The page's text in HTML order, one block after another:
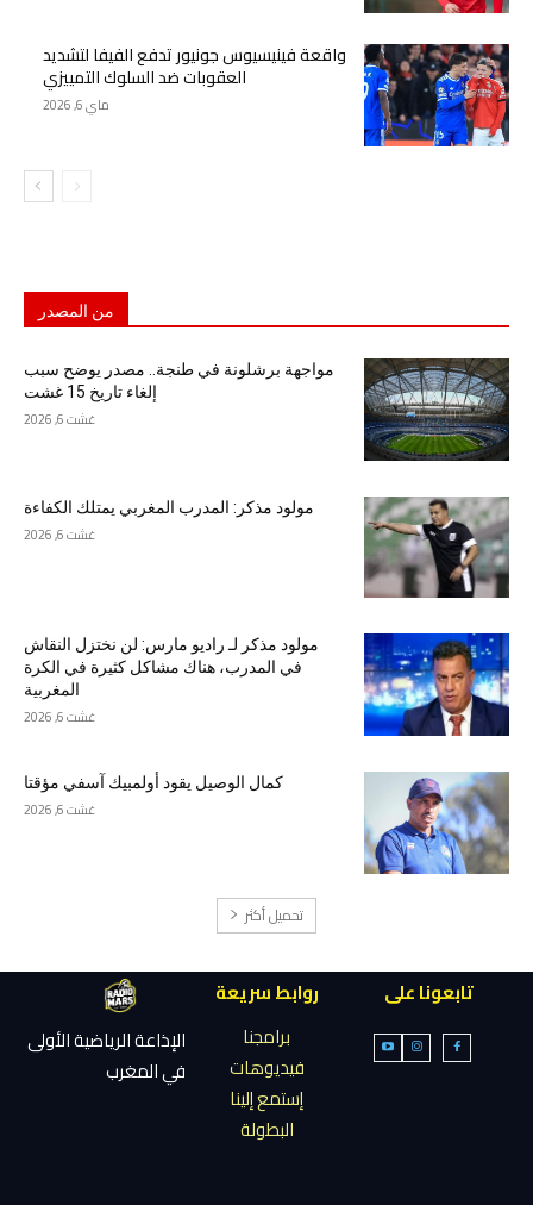
واقعة فينيسيوس جونيور تدفع الفيفا لتشديد
العقوبات ضد السلوك التمييزي
ماي 6, 2026
من المصدر
مواجهة برشلونة في طنجة.. مصدر يوضح سبب
إلغاء تاريخ 15 غشت
غشت 6, 2026
مولود مذكر: المدرب المغربي يمتلك الكفاءة
غشت 6, 2026
مولود مذكر لـ راديو مارس: لن نختزل النقاش
في المدرب، هناك مشاكل كثيرة في الكرة
المغربية
غشت 6, 2026
كمال الوصيل يقود أولمبيك آسفي مؤقتا
غشت 6, 2026
تحميل أكثر
تابعونا على
روابط سريعة
برامجنا
فيديوهات
إستمع إلينا
البطولة
الإذاعة الرياضية الأولى
في المغرب